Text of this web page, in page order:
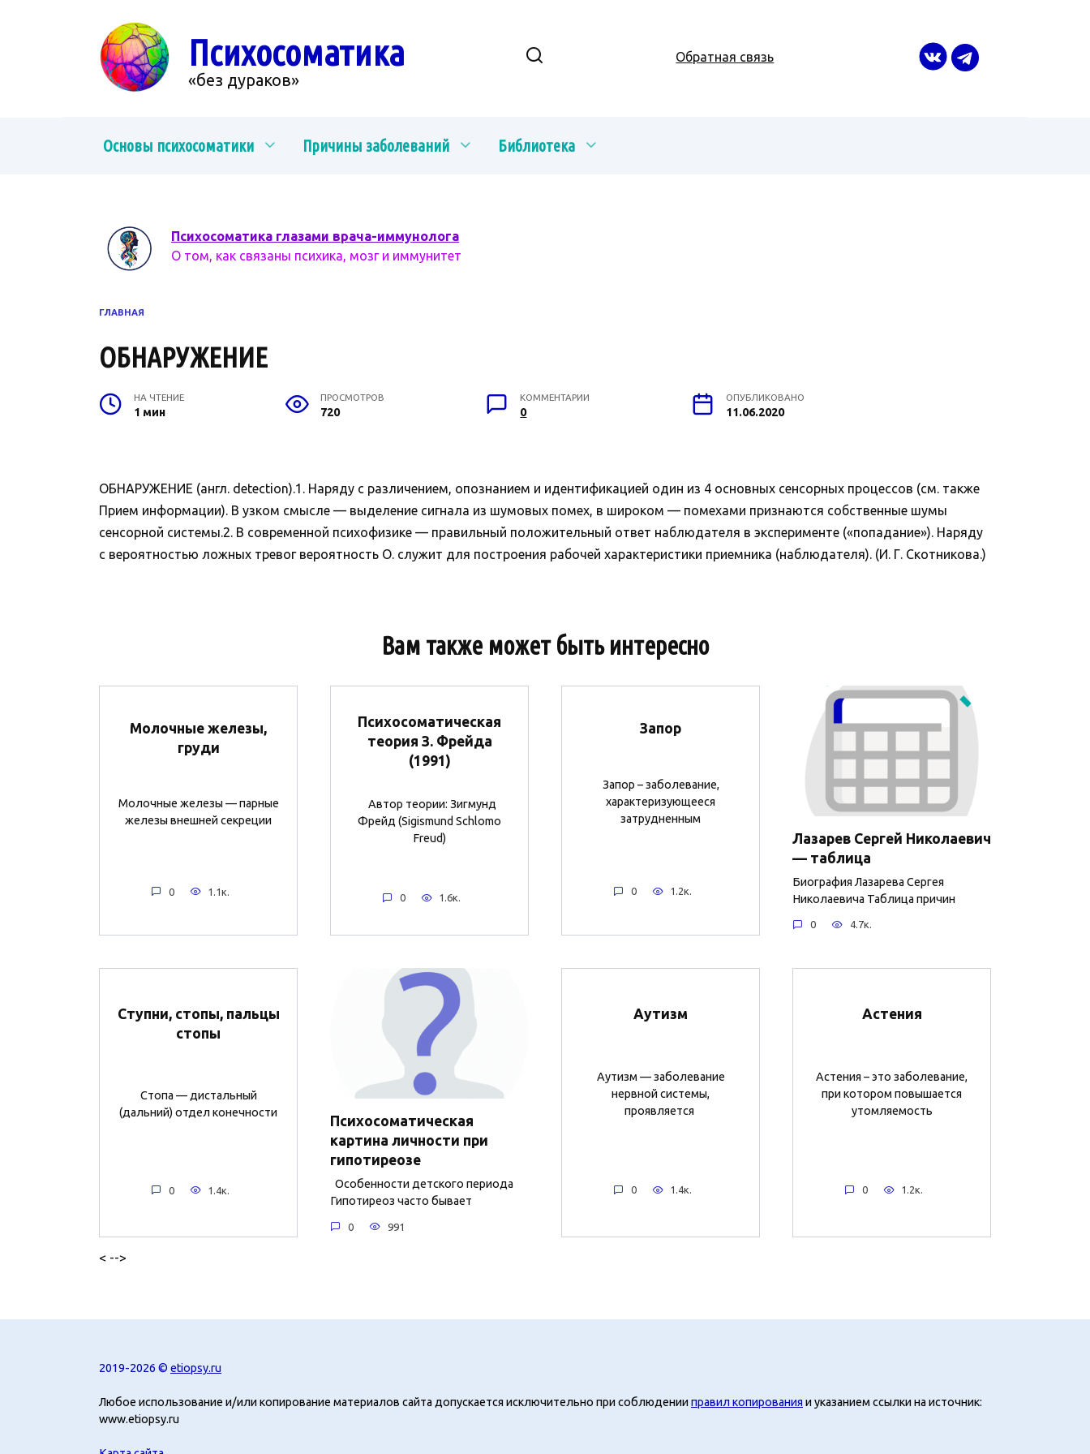
Психосоматика
«без дураков»
Обратная связь
Основы психосоматики Причины заболеваний Библиотека
Психосоматика глазами врача-иммунолога
О том, как связаны психика, мозг и иммунитет
ГЛАВНАЯ
ОБНАРУЖЕНИЕ
НА ЧТЕНИЕ
1 мин
ПРОСМОТРОВ
720
КОММЕНТАРИИ
0
ОПУБЛИКОВАНО
11.06.2020
ОБНАРУЖЕНИЕ (англ. detection).1. Наряду с различением, опознанием и идентификацией один из 4 основных сенсорных процессов (см. также
Прием информации). В узком смысле — выделение сигнала из шумовых помех, в широком — помехами признаются собственные шумы
сенсорной системы.2. В современной психофизике — правильный положительный ответ наблюдателя в эксперименте («попадание»). Наряду
с вероятностью ложных тревог вероятность О. служит для построения рабочей характеристики приемника (наблюдателя). (И. Г. Скотникова.)
Вам также может быть интересно
Молочные железы,
груди
Молочные железы — парные
железы внешней секреции
0 1.1к.
Психосоматическая
теория З. Фрейда
(1991)
Автор теории: Зигмунд
Фрейд (Sigismund Schlomo
Freud)
0 1.6к.
Запор
Запор – заболевание,
характеризующееся
затрудненным
0 1.2к.
Лазарев Сергей Николаевич
— таблица
Биография Лазарева Сергея
Николаевича Таблица причин
0 4.7к.
Ступни, стопы, пальцы
стопы
Стопа — дистальный
(дальний) отдел конечности
0 1.4к.
Психосоматическая
картина личности при
гипотиреозе
Особенности детского периода
Гипотиреоз часто бывает
0 991
Аутизм
Аутизм — заболевание
нервной системы,
проявляется
0 1.4к.
Астения
Астения – это заболевание,
при котором повышается
утомляемость
0 1.2к.
< -->
2019-2026 © etiopsy.ru
Любое использование и/или копирование материалов сайта допускается исключительно при соблюденииправил копирования и указанием ссылки на источник:
www.etiopsy.ru